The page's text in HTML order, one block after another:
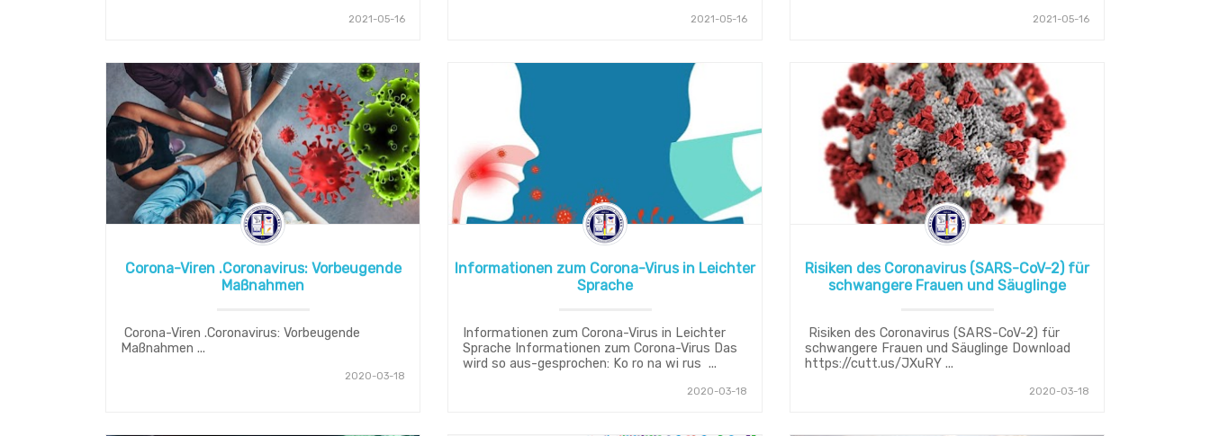
2021-05-16 2021-05-16 2021-05-16
Corona-Viren .Coronavirus: Vorbeugende
Maßnahmen
Corona-Viren .Coronavirus: Vorbeugende
Maßnahmen ...
2020-03-18
Informationen zum Corona-Virus in Leichter
Sprache
Informationen zum Corona-Virus in Leichter
Sprache Informationen zum Corona-Virus Das
wird so aus-gesprochen: Ko ro na wi rus ...
2020-03-18
Risiken des Coronavirus (SARS-CoV-2) für
schwangere Frauen und Säuglinge
Risiken des Coronavirus (SARS-CoV-2) für
schwangere Frauen und Säuglinge Download
https://cutt.us/JXuRY ...
2020-03-18